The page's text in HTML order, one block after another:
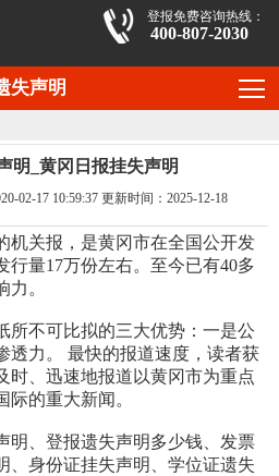
登报免费咨询热线：
400-807-2030
失声明
明_黄冈日报挂失声明
02-17 10:59:37 更新时间：2025-12-18
机关报，是黄冈市在全国公开发
行量17万份左右。至今已有40多
。
所不可比拟的三大优势：一是公
透力。 最快的报道速度，读者获
时、迅速地报道以黄冈市为重点
的重大新闻。
明、登报遗失声明多少钱、发票
、身份证挂失声明、学位证遗失